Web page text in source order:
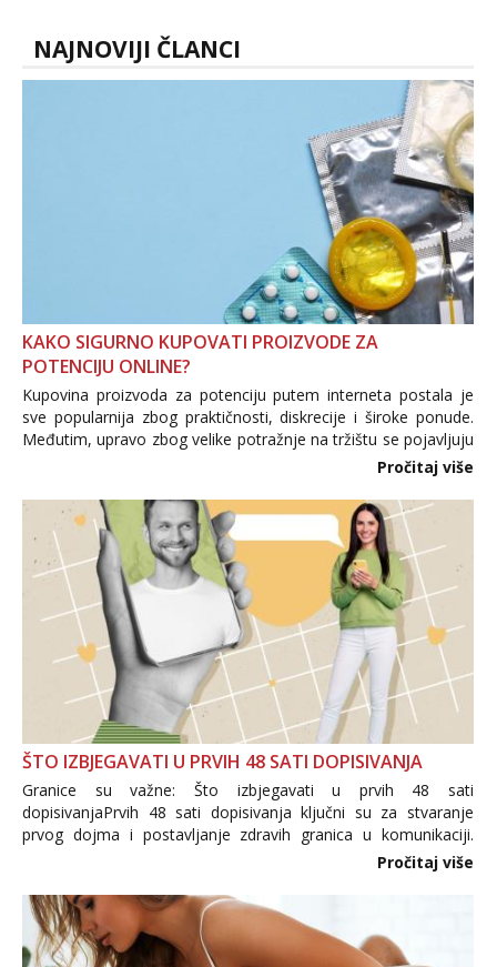
s kolegica...
NAJNOVIJI ČLANCI
KAKO SIGURNO KUPOVATI PROIZVODE ZA
POTENCIJU ONLINE?
Kupovina proizvoda za potenciju putem interneta postala je
sve popularnija zbog praktičnosti, diskrecije i široke ponude.
Međutim, upravo zbog velike potražnje na tržištu se pojavljuju
i brojni krivotvoreni proizvodi, nepouzdane internetske
Pročitaj više
ŠTO IZBJEGAVATI U PRVIH 48 SATI DOPISIVANJA
Granice su važne: Što izbjegavati u prvih 48 sati
dopisivanjaPrvih 48 sati dopisivanja ključni su za stvaranje
prvog dojma i postavljanje zdravih granica u komunikaciji.
Važno je izbjeći prebrzo otkrivanje osobnih ili intimnih
informacija, jer nepoznata osoba još nije zaslužila to
povjerenje. Takođe...
Pročitaj više